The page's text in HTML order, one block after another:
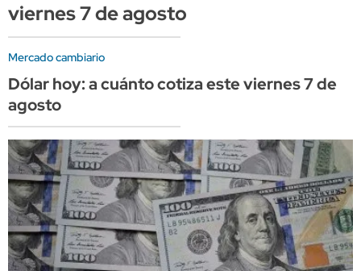
viernes 7 de agosto
Mercado cambiario
Dólar hoy: a cuánto cotiza este viernes 7 de
agosto